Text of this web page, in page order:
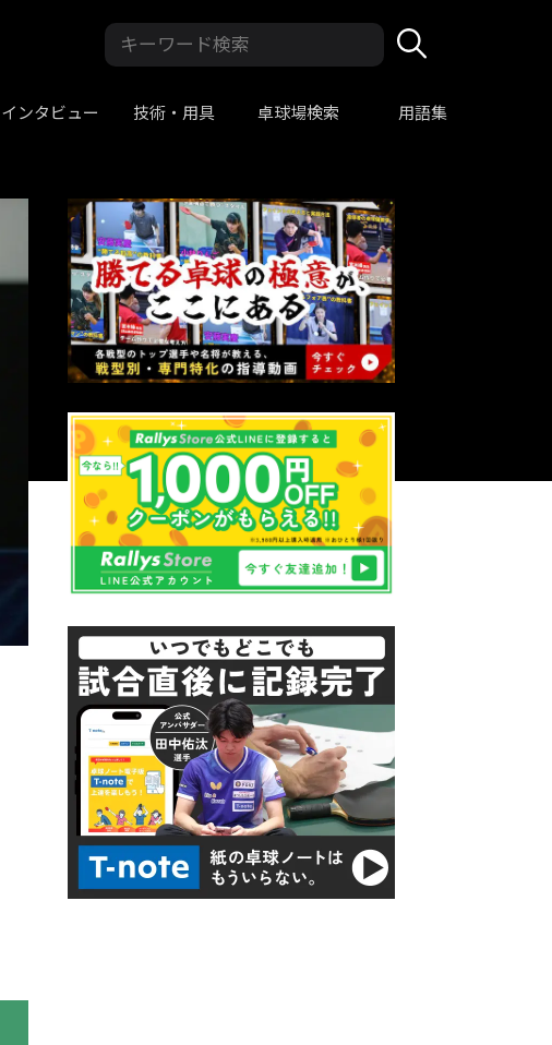
インタビュー 技術・用具 卓球場検索 用語集